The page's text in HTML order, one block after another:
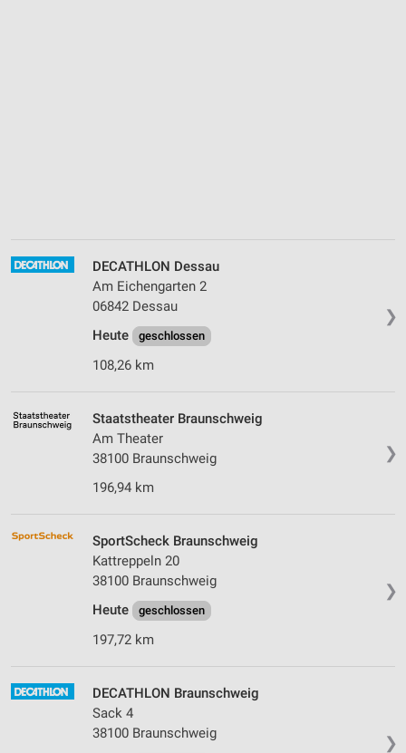
❯
DECATHLON Dessau
Am Eichengarten 2
06842 Dessau
Heute
geschlossen
108,26 km
❯
Staatstheater Braunschweig
Am Theater
38100 Braunschweig
196,94 km
❯
SportScheck Braunschweig
Kattreppeln 20
38100 Braunschweig
Heute
geschlossen
197,72 km
❯
DECATHLON Braunschweig
Sack 4
38100 Braunschweig